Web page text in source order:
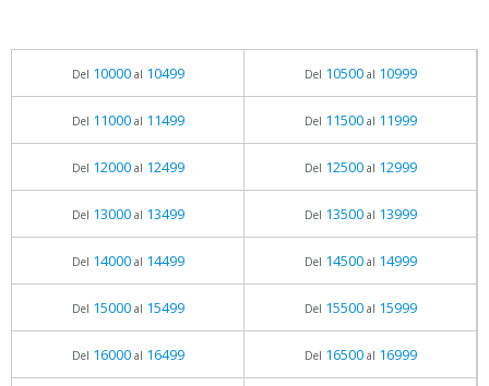
Del 10000al 10499 Del 10500al 10999
Del 11000al 11499 Del 11500al 11999
Del 12000al 12499 Del 12500al 12999
Del 13000al 13499 Del 13500al 13999
Del 14000al 14499 Del 14500al 14999
Del 15000al 15499 Del 15500al 15999
Del 16000al 16499 Del 16500al 16999